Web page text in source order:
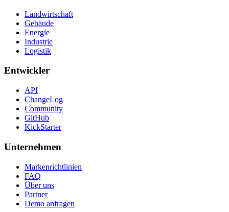
Landwirtschaft
Gebäude
Energie
Industrie
Logistik
Entwickler
API
ChangeLog
Community
GitHub
KickStarter
Unternehmen
Markenrichtlinien
FAQ
Über uns
Partner
Demo anfragen